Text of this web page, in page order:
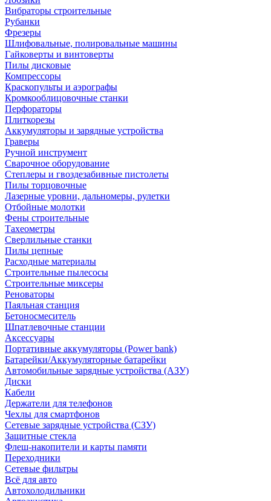
Вибраторы строительные
Рубанки
Фрезеры
Шлифовальные, полировальные машины
Гайковерты и винтоверты
Пилы дисковые
Компрессоры
Краскопульты и аэрографы
Кромкооблицовочные станки
Перфораторы
Плиткорезы
Аккумуляторы и зарядные устройства
Граверы
Ручной инструмент
Сварочное оборудование
Степлеры и гвоздезабивные пистолеты
Пилы торцовочные
Лазерные уровни, дальномеры, рулетки
Отбойные молотки
Фены строительные
Тахеометры
Сверлильные станки
Пилы цепные
Расходные материалы
Строительные пылесосы
Строительные миксеры
Реноваторы
Паяльная станция
Бетоносмеситель
Шпатлевочные станции
Аксессуары
Портативные аккумуляторы (Power bank)
Батарейки/Аккумуляторные батарейки
Автомобильные зарядные устройства (АЗУ)
Диски
Кабели
Держатели для телефонов
Чехлы для смартфонов
Сетевые зарядные устройства (СЗУ)
Защитные стекла
Флеш-накопители и карты памяти
Переходники
Сетевые фильтры
Всё для авто
Автохолодильники